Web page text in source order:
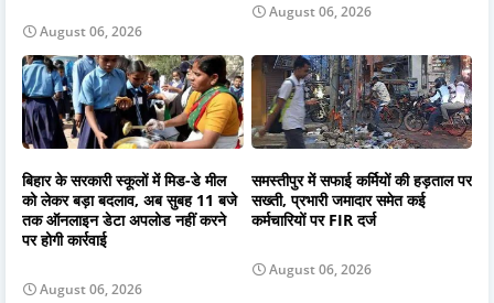
August 06, 2026
August 06, 2026
बिहार के सरकारी स्कूलों में मिड-डे मील
को लेकर बड़ा बदलाव, अब सुबह 11 बजे
तक ऑनलाइन डेटा अपलोड नहीं करने
पर होगी कार्रवाई
August 06, 2026
समस्तीपुर में सफाई कर्मियों की हड़ताल पर
सख्ती, प्रभारी जमादार समेत कई
कर्मचारियों पर FIR दर्ज
August 06, 2026